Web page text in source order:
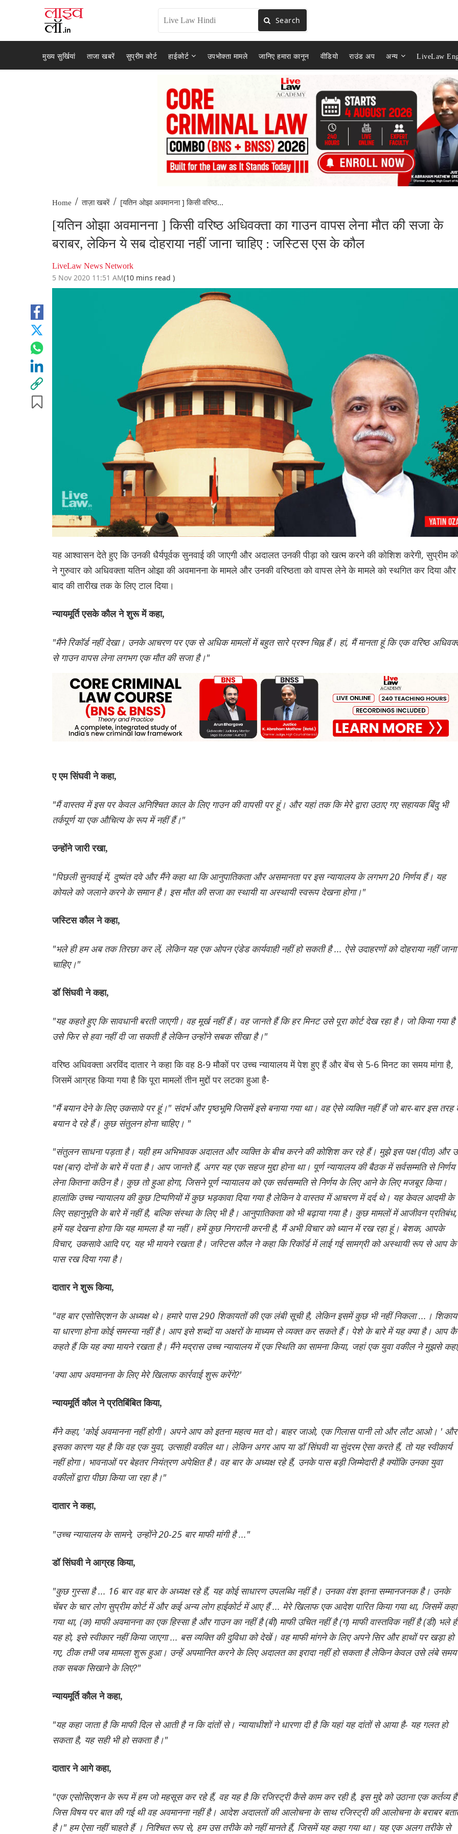
Search
मुख्य सुर्खियां ताजा खबरें सुप्रीम कोर्ट हाईकोर्ट उपभोक्ता मामले जानिए हमारा कानून वीडियो राउंड अप अन्य LiveLaw
Home / ताज़ा खबरें / [यतिन ओझा अवमानना ] किसी वरिष्ठ...
[यतिन ओझा अवमानना ] किसी वरिष्ठ अधिवक्ता का गाउन वापस लेना मौत की सजा के
बराबर, लेकिन ये सब दोहराया नहीं जाना चाहिए : जस्टिस एस के कौल
LiveLaw News Network
5 Nov 2020 11:51 AM(10 mins read )
यह आश्वासन देते हुए कि उनकी धैर्यपूर्वक सुनवाई की जाएगी और अदालत उनकी पीड़ा को खत्म करने की कोशिश करेगी, सुप्रीम
ने गुरुवार को अधिवक्ता यतिन ओझा की अवमानना ​​के मामले और उनकी वरिष्ठता को वापस लेने के मामले को स्थगित कर दिया और
बाद की तारीख तक के लिए टाल दिया।
न्यायमूर्ति एसके कौल ने शुरू में कहा,
"मैंने रिकॉर्ड नहीं देखा। उनके आचरण पर एक से अधिक मामलों में बहुत सारे प्रश्न चिह्न हैं। हां, मैं मानता हूं कि एक वरिष्ठ
से गाउन वापस लेना लगभग एक मौत की सजा है।"
ए एम सिंघवी ने कहा,
"मैं वास्तव में इस पर केवल अनिश्चित काल के लिए गाउन की वापसी पर हूं। और यहां तक ​​कि मेरे द्वारा उठाए गए सहायक बिंदु भी
तर्कपूर्ण या एक औचित्य के रूप में नहीं हैं।"
उन्होंने जारी रखा,
"पिछली सुनवाई में, दुष्यंत दवे और मैंने कहा था कि आनुपातिकता और असमानता पर इस न्यायालय के लगभग 20 निर्णय हैं। यह
कोयले को जलाने करने के समान है। इस मौत की सजा का स्थायी या अस्थायी स्वरूप देखना होगा।"
जस्टिस कौल ने कहा,
"भले ही हम अब तक तिरछा कर लें, लेकिन यह एक ओपन एंडेड कार्यवाही नहीं हो सकती है ... ऐसे उदाहरणों को दोहराया नहीं जाना
चाहिए।"
डॉ सिंघवी ने कहा,
"यह कहते हुए कि सावधानी बरती जाएगी। वह मूर्ख नहीं हैं। वह जानते हैं कि हर मिनट उसे पूरा कोर्ट देख रहा है। जो किया गया है
उसे फिर से हवा नहीं दी जा सकती है लेकिन उन्होंने सबक सीखा है।"
वरिष्ठ अधिवक्ता अरविंद दातार ने कहा कि वह 8-9 मौकों पर उच्च न्यायालय में पेश हुए हैं और बेंच से 5-6 मिनट का समय मांगा है,
जिसमें आग्रह किया गया है कि पूरा मामलों तीन मुद्दों पर लटका हुआ है-
"मैं बयान देने के लिए उकसावे पर हूं।" संदर्भ और पृष्ठभूमि जिसमें इसे बनाया गया था। वह ऐसे व्यक्ति नहीं हैं जो बार-बार इस तरह
बयान दे रहे हैं। कुछ संतुलन होना चाहिए। "
"संतुलन साधना पड़ता है। यही हम अभिभावक अदालत और व्यक्ति के बीच करने की कोशिश कर रहे हैं। मुझे इस पक्ष (पीठ) और
पक्ष (बार) दोनों के बारे में पता है। आप जानते हैं, अगर यह एक सहज मुद्दा होना था। पूर्ण न्यायालय की बैठक में सर्वसम्मति से निर्णय
लेना कितना कठिन है। कुछ तो हुआ होगा, जिसने पूर्ण न्यायालय को एक सर्वसम्मति से निर्णय के लिए आने के लिए मजबूर किया।
हालांकि उच्च न्यायालय की कुछ टिप्पणियों में कुछ भड़कावा दिया गया है लेकिन वे वास्तव में आचरण में दर्द थे। यह केवल आदमी के
लिए सहानुभूति के बारे में नहीं है, बल्कि संस्था के लिए भी है। आनुपातिकता को भी बढ़ाया गया है। कुछ मामलों में आजीवन प्रतिबंध,
हमें यह देखना होगा कि यह मामला है या नहीं। हमें कुछ निगरानी करनी है, मैं अभी विचार को ध्यान में रख रहा हूं। बेशक, आपके
विचार, उकसावे आदि पर, यह भी मायने रखता है। जस्टिस कौल ने कहा कि रिकॉर्ड में लाई गई सामग्री को अस्थायी रूप से आप के
पास रख दिया गया है।
दातार ने शुरू किया,
"वह बार एसोसिएशन के अध्यक्ष थे। हमारे पास 290 शिकायतों की एक लंबी सूची है, लेकिन इसमें कुछ भी नहीं निकला ...।
या धारणा होना कोई समस्या नहीं है। आप इसे शब्दों या अक्षरों के माध्यम से व्यक्त कर सकते हैं। पेशे के बारे में यह क्या है। आप
कहते हैं कि यह क्या मायने रखता है। मैंने मद्रास उच्च न्यायालय में एक स्थिति का सामना किया, जहां एक युवा वकील ने मुझसे
'क्या आप अवमानना ​​के लिए मेरे खिलाफ कार्रवाई शुरू करेंगे?'
न्यायमूर्ति कौल ने प्रतिबिंबित किया,
मैंने कहा, 'कोई अवमानना ​​नहीं होगी। अपने आप को इतना महत्व मत दो। बाहर जाओ, एक गिलास पानी लो और लौट आओ। ' और
इसका कारण यह है कि वह एक युवा, उत्साही वकील था। लेकिन अगर आप या डॉ सिंघवी या सुंदरम ऐसा करते हैं, तो यह स्वीकार्य
नहीं होगा। भावनाओं पर बेहतर नियंत्रण अपेक्षित है। वह बार के अध्यक्ष रहे हैं, उनके पास बड़ी जिम्मेदारी है क्योंकि उनका युवा
वकीलों द्वारा पीछा किया जा रहा है।"
दातार ने कहा,
"उच्च न्यायालय के सामने, उन्होंने 20-25 बार माफी मांगी है ..."
डॉ सिंघवी ने आग्रह किया,
"कुछ गुस्सा है ... 16 बार वह बार के अध्यक्ष रहे हैं, यह कोई साधारण उपलब्धि नहीं है। उनका वंश इतना सम्मानजनक है। उनके
चेंबर के चार लोग सुप्रीम कोर्ट में और कई अन्य लोग हाईकोर्ट में आए हैं ... मेरे खिलाफ एक आदेश पारित किया गया था, जिसमें कहा
गया था, (क) माफी अवमानना ​​का एक हिस्सा है और गाउन का नहीं है (बी) माफी उचित नहीं है (ग) माफी वास्तविक नहीं है (डी) भले
यह हो, इसे स्वीकार नहीं किया जाएगा ... बस व्यक्ति की दुविधा को देखें। वह माफी मांगने के लिए अपने सिर और हाथों पर खड़ा हो
गए, ठीक तभी जब मामला शुरू हुआ। उन्हें अपमानित करने के लिए अदालत का इरादा नहीं हो सकता है लेकिन केवल उसे लंबे समय
तक सबक सिखाने के लिए?"
न्यायमूर्ति कौल ने कहा,
"यह कहा जाता है कि माफी दिल से आती है न कि दांतों से। न्यायाधीशों ने धारणा दी है कि यहां यह दांतों से आया है- यह गलत हो
सकता है, यह सही भी हो सकता है।"
दातार ने आगे कहा,
"एक एसोसिएशन के रूप में हम जो महसूस कर रहे हैं, वह यह है कि रजिस्ट्री कैसे काम कर रही है, इस मुद्दे को उठाना एक कर्तव्य
जिस विषय पर बात की गई थी वह अवमानना ​​नहीं है। आदेश अदालतों की आलोचना के साथ रजिस्ट्री की आलोचना के बराबर
है।" हम ऐसा नहीं चाहते हैं । निश्चित रूप से, हम उस तरीके को नहीं मानते हैं, जिसमें यह कहा गया था। यह एक अलग तरीके से